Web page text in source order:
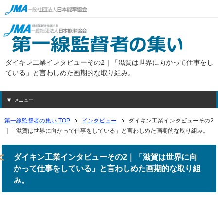
ダイキン工業インタビューその2｜「滋賀は世界に向かって仕事をし
ている」と言わしめた画期的な取り組み。
メニュー
第一線監督者の集い TOP インタビュー
ダイキン工業インタビューその2
｜「滋賀は世界に向かって仕事をしている」と言わしめた画期的な取り組み。
ダイキン工業インタビューその2｜「滋賀は世界に向
かって仕事をしている」と言わしめた画期的な取り組
み。